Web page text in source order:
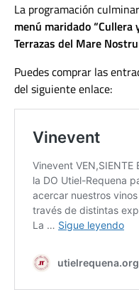
La programación
menú maridado “Cullera
Terrazas del Mare
Puedes comprar las
del siguiente enlace: